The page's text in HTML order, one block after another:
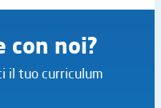
con noi?
il tuo curriculum